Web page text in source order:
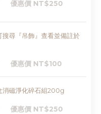
優惠價 NT$250
搜尋『吊飾』查看並備註於
優惠價 NT$100
消磁淨化碎石組200g
優惠價 NT$250